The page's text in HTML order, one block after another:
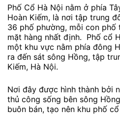
Phố Cổ Hà Nội nằm ở phía
Hoàn Kiếm, là nơi tập trung
36 phố phường, mỗi con
mặt hàng nhất định. Phố cổ
một khu vực nằm phía đông
ra đến sát sông Hồng, tập
Kiếm, Hà Nội.
Nơi đây được hình thành bởi
thủ công sống bên sông
buôn bán, tạo nên khu phố